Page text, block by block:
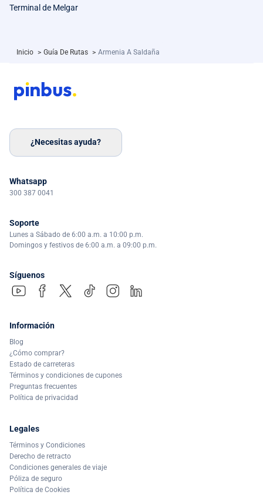
Terminal de Melgar
Inicio > Guía De Rutas > Armenia A Saldaña
¿Necesitas ayuda?
Whatsapp
300 387 0041
Soporte
Lunes a Sábado de 6:00 a.m. a 10:00 p.m.
Domingos y festivos de 6:00 a.m. a 09:00 p.m.
Síguenos
Información
Blog
¿Cómo comprar?
Estado de carreteras
Términos y condiciones de cupones
Preguntas frecuentes
Política de privacidad
Legales
Términos y Condiciones
Derecho de retracto
Condiciones generales de viaje
Póliza de seguro
Política de Cookies